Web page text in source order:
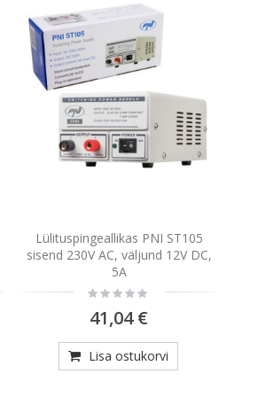
Lülituspingeallikas PNI ST105
sisend 230V AC, väljund 12V DC,
5A
Rating:
0%
41,04 €
Lisa ostukorvi